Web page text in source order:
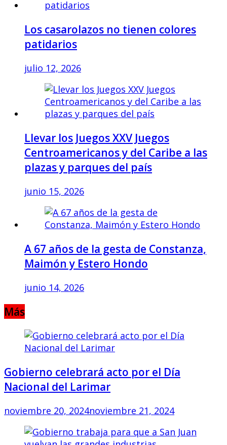
Los casarolazos no tienen colores
patidarios
julio 12, 2026
Llevar los Juegos XXV Juegos
Centroamericanos y del Caribe a las
plazas y parques del país
junio 15, 2026
A 67 años de la gesta de Constanza,
Maimón y Estero Hondo
junio 14, 2026
Más
Gobierno celebrará acto por el Día
Nacional del Larimar
noviembre 20, 2024noviembre 21, 2024